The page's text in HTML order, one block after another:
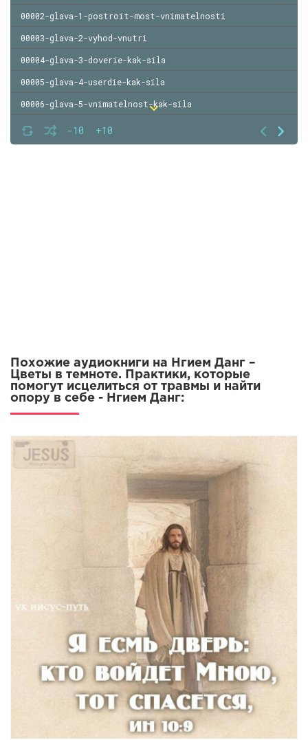
-10 +10
00002-glava-1-postroit-most-vnimatelnosti
00003-glava-2-vyhod-vnutri
00004-glava-3-doverie-kak-sila
00005-glava-4-userdie-kak-sila
00006-glava-5-vnimatelnost-kak-sila
00007-glava-6-sosredotochenie-kak-sila
00008-glava-7-prozrenie-kak-sila
Похожие аудиокниги на Нгием Данг –
Цветы в темноте. Практики, которые
помогут исцелиться от травмы и найти
опору в себе - Нгием Данг: